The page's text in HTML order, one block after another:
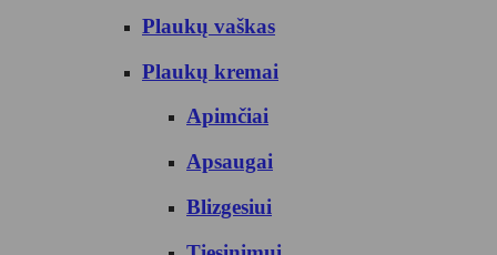
Plaukų vaškas
Plaukų kremai
Apimčiai
Apsaugai
Blizgesiui